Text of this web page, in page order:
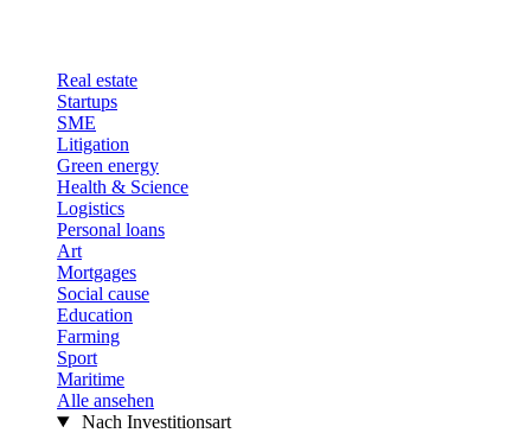
Real estate
Startups
SME
Litigation
Green energy
Health & Science
Logistics
Personal loans
Art
Mortgages
Social cause
Education
Farming
Sport
Maritime
Alle ansehen
Nach Investitionsart